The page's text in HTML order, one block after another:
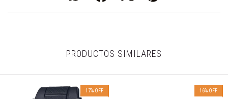
PRODUCTOS SIMILARES
17% OFF 16% OFF